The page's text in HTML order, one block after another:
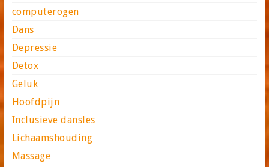
computerogen
Dans
Depressie
Detox
Geluk
Hoofdpijn
Inclusieve dansles
Lichaamshouding
Massage